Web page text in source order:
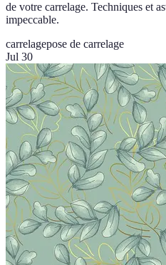
de votre carrelage. Techniques et
impeccable.
carrelagepose de carrelage
Jul 30